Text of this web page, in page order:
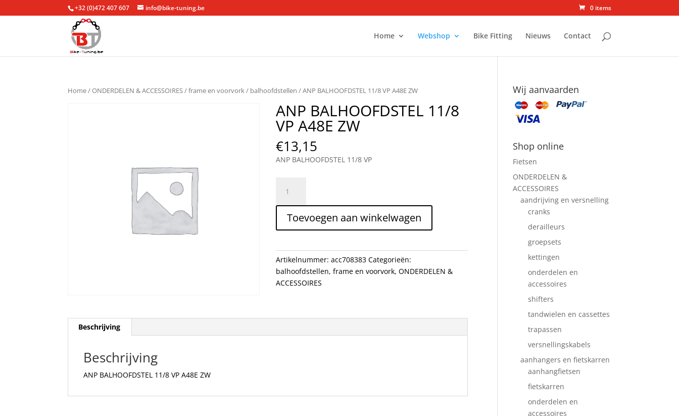
+32 (0)472 407 607 info@bike-tuning.be 0 items
Home Webshop Bike Fitting Nieuws Contact
Home/ONDERDELEN & ACCESSOIRES/frame en voorvork/ balhoofdstellen / ANP BALHOOFDSTEL 11/8 VP A48E ZW
ANP BALHOOFDSTEL 11/8
VP A48E ZW
€13,15
ANP BALHOOFDSTEL 11/8 VP
BALHOOFDSTEL
11/8
A48E
aantal
Toevoegen aan winkelwagen
Artikelnummer:acc708383 Categorieën:
balhoofdstellen,frame en voorvork,ONDERDELEN &
ACCESSOIRES
Beschrijving
Beschrijving
ANP BALHOOFDSTEL 11/8 VP A48E ZW
Wij aanvaarden
Shop online
Fietsen
ONDERDELEN &
ACCESSOIRES
aandrijving en versnelling
cranks
derailleurs
groepsets
kettingen
onderdelen en
accessoires
shifters
tandwielen en cassettes
trapassen
versnellingskabels
aanhangers en fietskarren
aanhangfietsen
fietskarren
onderdelen en
accessoires